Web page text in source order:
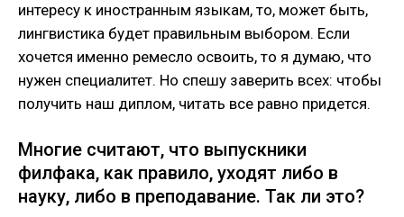
интересу к иностранным языкам, то, может быть,
лингвистика будет правильным выбором. Если
хочется именно ремесло освоить, то я думаю, что
нужен специалитет. Но спешу заверить всех: чтобы
получить наш диплом, читать все равно придется.
Многие считают, что выпускники
филфака, как правило, уходят либо в
науку, либо в преподавание. Так ли это?